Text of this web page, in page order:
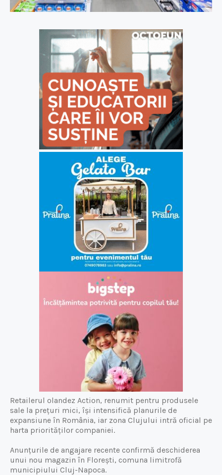
Retailerul olandez Action, renumit pentru produsele
sale la prețuri mici, își intensifică planurile de
expansiune în România, iar zona Clujului intră oficial pe
harta priorităților companiei.
Anunțurile de angajare recente confirmă deschiderea
unui nou magazin în Florești, comuna limitrofă
municipiului Cluj-Napoca.